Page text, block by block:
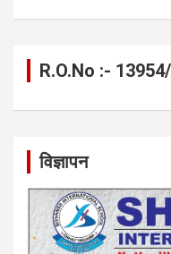
R.O.No :-
विज्ञापन